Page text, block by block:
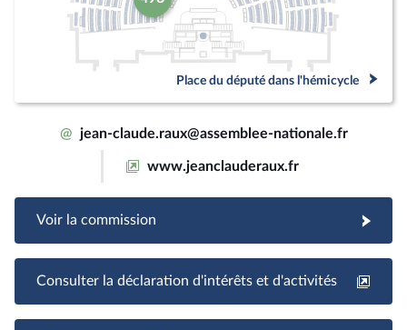
Place du député dans l'hémicycle
@ jean-claude.raux@assemblee-nationale.fr
www.jeanclauderaux.fr
Voir la commission
Consulter la déclaration d'intérêts et d'activités